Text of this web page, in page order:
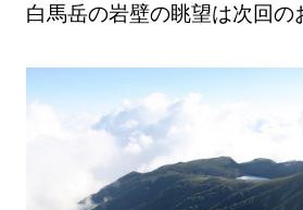
白馬岳の岩壁の眺望は次回の